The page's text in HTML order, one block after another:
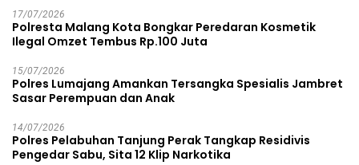
17/07/2026
Polresta Malang Kota Bongkar Peredaran Kosmetik
Ilegal Omzet Tembus Rp.100 Juta
15/07/2026
Polres Lumajang Amankan Tersangka Spesialis Jambret
Sasar Perempuan dan Anak
14/07/2026
Polres Pelabuhan Tanjung Perak Tangkap Residivis
Pengedar Sabu, Sita 12 Klip Narkotika